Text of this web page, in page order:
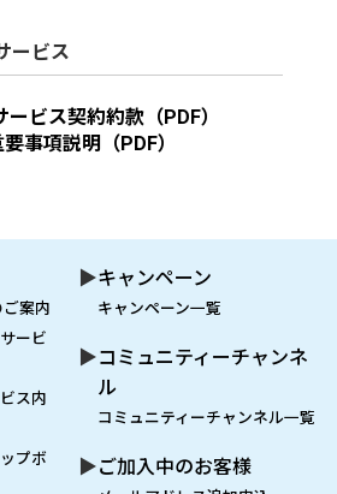
ービス
ビス契約約款（PDF）
事項説明（PDF）